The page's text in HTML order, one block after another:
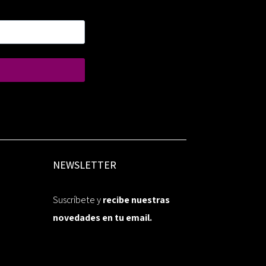
NEWSLETTER
Suscríbete yrecibe nuestras
novedades en tu email.